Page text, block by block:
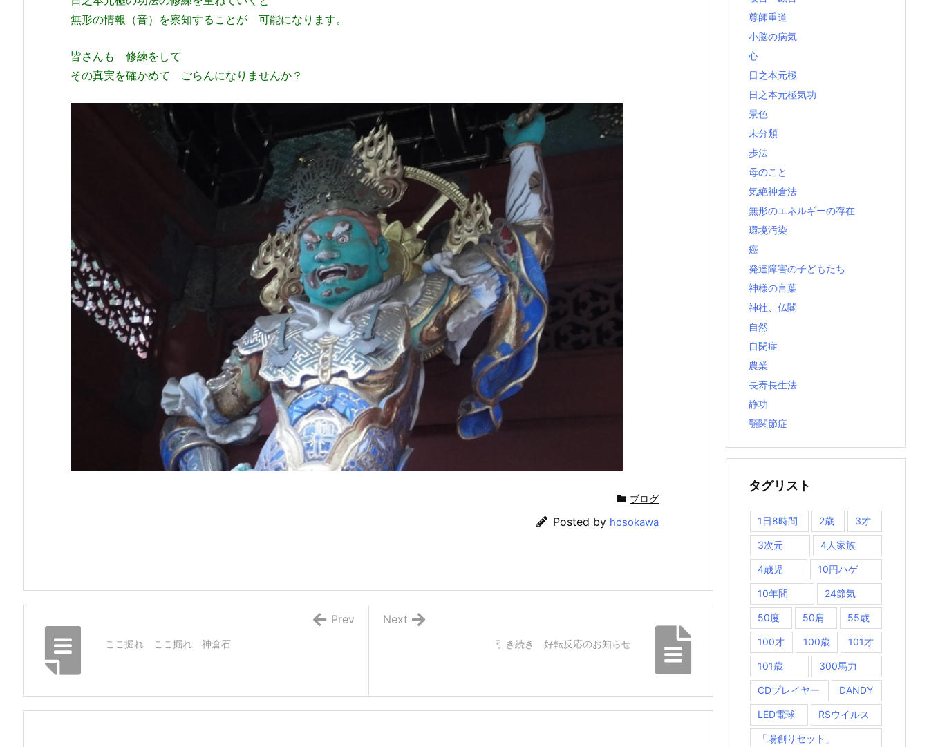
無形の情報（音）を察知することが 可能になります。
皆さんも 修練をして
その真実を確かめて ごらんになりませんか？
ブログ
Posted by hosokawa
引き続き 好転反応のお知らせ
Next
ここ掘れ ここ掘れ 神倉石
Prev
尊師重道
小脳の病気
心
日之本元極
日之本元極気功
景色
未分類
歩法
母のこと
気絶神倉法
無形のエネルギーの存在
環境汚染
癌
発達障害の子どもたち
神様の言葉
神社、仏閣
自然
自閉症
農業
長寿長生法
静功
顎関節症
タグリスト
1日8時間 2歳 3才
3次元 4人家族
4歳児 10円ハゲ
10年間 24節気
50度 50肩 55歳
100才 100歳 101才
101歳 300馬力
CDプレイヤー DANDY
LED電球 RSウイルス
「場創りセット」